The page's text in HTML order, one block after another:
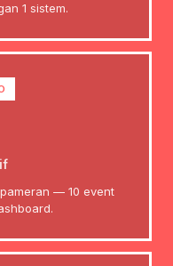
1 sistem.
— 10 event